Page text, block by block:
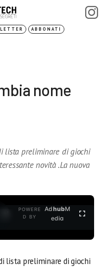
ABBONATI
nome
lista preliminare di giochi
novità .La nuova
POWERE
D BY
AdhubM
edia
lista preliminare di giochi